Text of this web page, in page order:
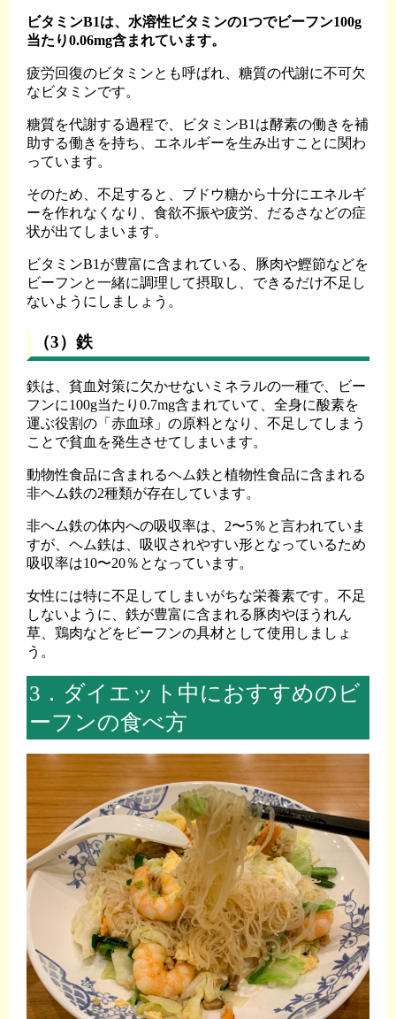
ビタミンB1は、水溶性ビタミンの1つでビーフン100g
当たり0.06mg含まれています。
疲労回復のビタミンとも呼ばれ、糖質の代謝に不可欠
なビタミンです。
糖質を代謝する過程で、ビタミンB1は酵素の働きを補
助する働きを持ち、エネルギーを生み出すことに関わ
っています。
そのため、不足すると、ブドウ糖から十分にエネルギ
ーを作れなくなり、食欲不振や疲労、だるさなどの症
状が出てしまいます。
ビタミンB1が豊富に含まれている、豚肉や鰹節などを
ビーフンと一緒に調理して摂取し、できるだけ不足し
ないようにしましょう。
（3）鉄
鉄は、貧血対策に欠かせないミネラルの一種で、ビー
フンに100g当たり0.7mg含まれていて、全身に酸素を
運ぶ役割の「赤血球」の原料となり、不足してしまう
ことで貧血を発生させてしまいます。
動物性食品に含まれるヘム鉄と植物性食品に含まれる
非ヘム鉄の2種類が存在しています。
非ヘム鉄の体内への吸収率は、2〜5％と言われていま
すが、ヘム鉄は、吸収されやすい形となっているため
吸収率は10〜20％となっています。
女性には特に不足してしまいがちな栄養素です。不足
しないように、鉄が豊富に含まれる豚肉やほうれん
草、鶏肉などをビーフンの具材として使用しましょ
う。
3．ダイエット中におすすめのビ
ーフンの食べ方